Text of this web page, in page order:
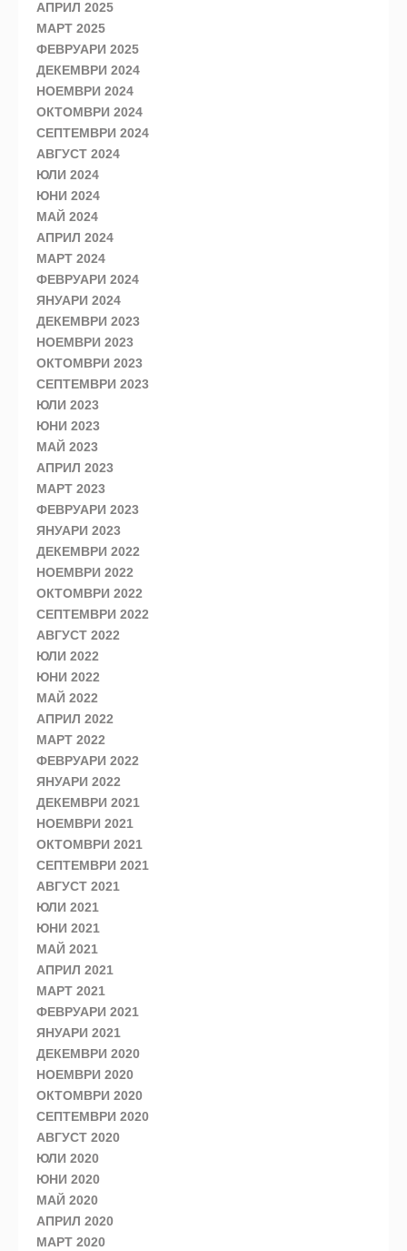
АПРИЛ 2025
МАРТ 2025
ФЕВРУАРИ 2025
ДЕКЕМВРИ 2024
НОЕМВРИ 2024
ОКТОМВРИ 2024
СЕПТЕМВРИ 2024
АВГУСТ 2024
ЮЛИ 2024
ЮНИ 2024
МАЙ 2024
АПРИЛ 2024
МАРТ 2024
ФЕВРУАРИ 2024
ЯНУАРИ 2024
ДЕКЕМВРИ 2023
НОЕМВРИ 2023
ОКТОМВРИ 2023
СЕПТЕМВРИ 2023
ЮЛИ 2023
ЮНИ 2023
МАЙ 2023
АПРИЛ 2023
МАРТ 2023
ФЕВРУАРИ 2023
ЯНУАРИ 2023
ДЕКЕМВРИ 2022
НОЕМВРИ 2022
ОКТОМВРИ 2022
СЕПТЕМВРИ 2022
АВГУСТ 2022
ЮЛИ 2022
ЮНИ 2022
МАЙ 2022
АПРИЛ 2022
МАРТ 2022
ФЕВРУАРИ 2022
ЯНУАРИ 2022
ДЕКЕМВРИ 2021
НОЕМВРИ 2021
ОКТОМВРИ 2021
СЕПТЕМВРИ 2021
АВГУСТ 2021
ЮЛИ 2021
ЮНИ 2021
МАЙ 2021
АПРИЛ 2021
МАРТ 2021
ФЕВРУАРИ 2021
ЯНУАРИ 2021
ДЕКЕМВРИ 2020
НОЕМВРИ 2020
ОКТОМВРИ 2020
СЕПТЕМВРИ 2020
АВГУСТ 2020
ЮЛИ 2020
ЮНИ 2020
МАЙ 2020
АПРИЛ 2020
МАРТ 2020